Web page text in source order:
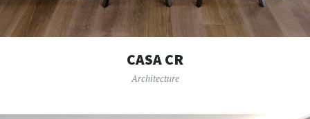
CASA CR
Architecture